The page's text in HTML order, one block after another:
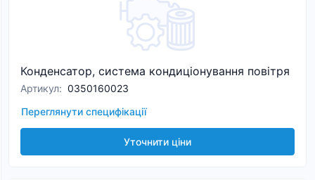
Конденсатор, система кондиціонування повітря
Артикул: 0350160023
Переглянути специфікації
Уточнити ціни